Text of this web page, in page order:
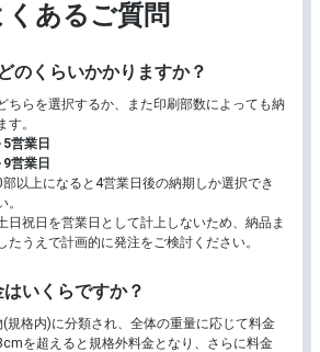
くあるご質問
のくらいかかりますか？
ちらを選択するか、また印刷部数によっても納
。
営業日
営業日
以上になると4営業日後の納期しか選択でき
日祝日を営業日として計上しないため、納品ま
たうえで計画的に発注をご検討ください。
いくらですか？
規格内)に分類され、全体の重量に応じて料金
を超えると規格外料金となり、さらに料金